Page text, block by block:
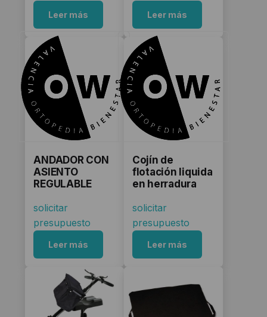
Leer más Leer más
ANDADOR CON
ASIENTO
REGULABLE
solicitar
presupuesto
Leer más
Cojín de
flotación liquida
en herradura
solicitar
presupuesto
Leer más